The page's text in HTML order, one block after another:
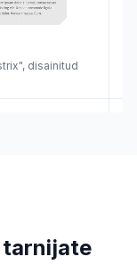
disainitud
tarnijate